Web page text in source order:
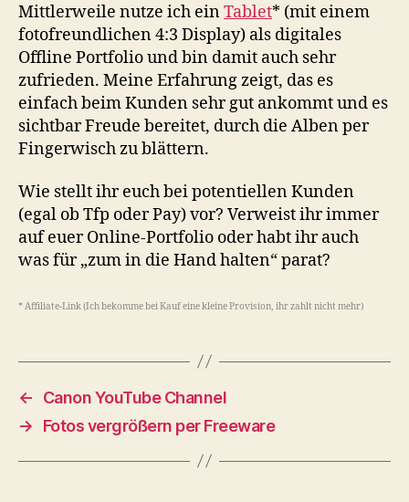
Mittlerweile nutze ich einTablet* (mit einem
fotofreundlichen 4:3 Display) als digitales
Offline Portfolio und bin damit auch sehr
zufrieden. Meine Erfahrung zeigt, das es
einfach beim Kunden sehr gut ankommt und es
sichtbar Freude bereitet, durch die Alben per
Fingerwisch zu blättern.
Wie stellt ihr euch bei potentiellen Kunden
(egal ob Tfp oder Pay) vor? Verweist ihr immer
auf euer Online-Portfolio oder habt ihr auch
was für „zum in die Hand halten“ parat?
* Affiliate-Link (Ich bekomme bei Kauf eine kleine Provision, ihr zahlt nicht mehr)
←
Canon YouTube Channel
→
Fotos vergrößern per Freeware